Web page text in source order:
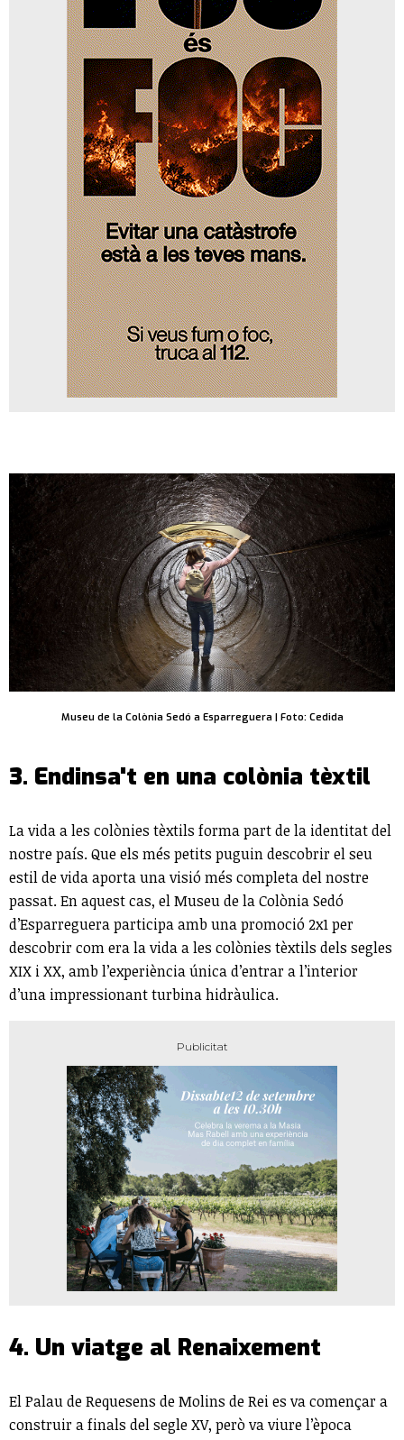
Museu de la Colònia Sedó a Esparreguera | Foto: Cedida
3. Endinsa't en una colònia tèxtil
La vida a les colònies tèxtils forma part de la identitat del
nostre país. Que els més petits puguin descobrir el seu
estil de vida aporta una visió més completa del nostre
passat. En aquest cas, el Museu de la Colònia Sedó
d’Esparreguera participa amb una promoció 2x1 per
descobrir com era la vida a les colònies tèxtils dels segles
XIX i XX, amb l’experiència única d’entrar a l’interior
d’una impressionant turbina hidràulica.
4. Un viatge al Renaixement
El Palau de Requesens de Molins de Rei es va començar a
construir a finals del segle XV, però va viure l’època